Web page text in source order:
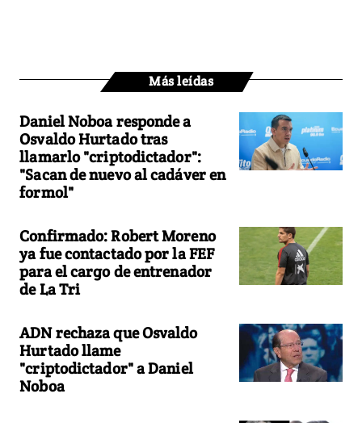
Más leídas
Daniel Noboa responde a
Osvaldo Hurtado tras
llamarlo "criptodictador":
"Sacan de nuevo al cadáver en
formol"
Confirmado: Robert Moreno
ya fue contactado por la FEF
para el cargo de entrenador
de La Tri
ADN rechaza que Osvaldo
Hurtado llame
"criptodictador" a Daniel
Noboa